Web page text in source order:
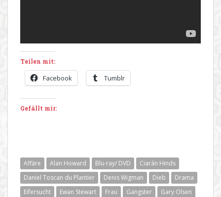
Teilen mit:
Facebook Tumblr
Gefällt mir:
Affäre Alan Howard Blu-ray/ DVD
Ciarán Hinds
Daniel Toscan du Plantier
Denis Wigman Dieb
Drama
Eifersucht
Ewan Stewart Frau Gangster
Gary Olsen